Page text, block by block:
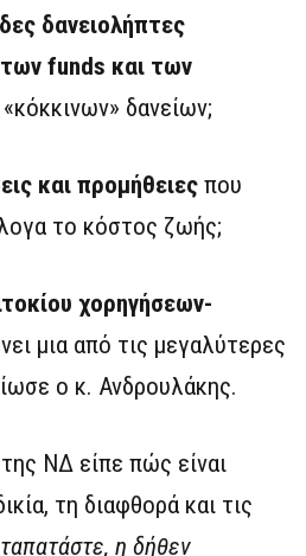
δανειολήπτες
funds και των
δανείων;
και προμήθειες που
το κόστος ζωής;
χορηγήσεων-
μια από τις μεγαλύτερες
ο κ. Ανδρουλάκης.
ΝΔ είπε πώς είναι
τη διαφθορά και τις
η δήθεν